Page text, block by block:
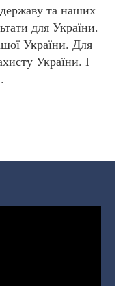
та наших
для України.
України. Для
України. І